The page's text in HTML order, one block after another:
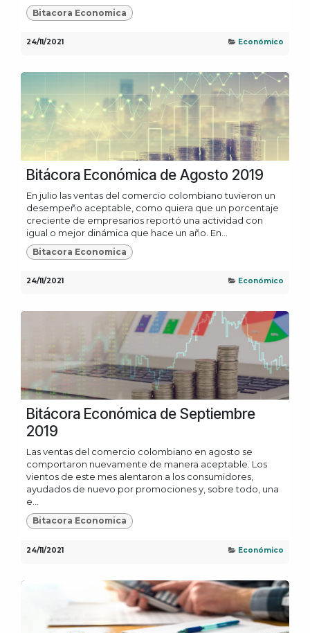
Bitacora Economica
24/11/2021 Económico
Bitácora Económica de Agosto 2019
En julio las ventas del comercio colombiano tuvieron un
desempeño aceptable, como quiera que un porcentaje
creciente de empresarios reportó una actividad con
igual o mejor dinámica que hace un año. En...
Bitacora Economica
24/11/2021 Económico
Bitácora Económica de Septiembre
2019
Las ventas del comercio colombiano en agosto se
comportaron nuevamente de manera aceptable. Los
vientos de este mes alentaron a los consumidores,
ayudados de nuevo por promociones y, sobre todo, una
e...
Bitacora Economica
24/11/2021 Económico